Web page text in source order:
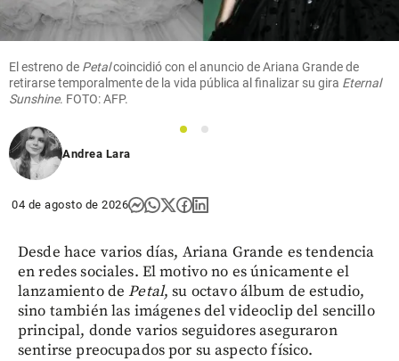
El estreno de Petalcoincidió con el anuncio de Ariana Grande de
retirarse temporalmente de la vida pública al finalizar su gira Eternal
Sunshine. FOTO: AFP.
1
2
Andrea Lara
04 de agosto de 2026
Desde hace varios días, Ariana Grande es tendencia
en redes sociales. El motivo no es únicamente el
lanzamiento dePetal, su octavo álbum de estudio,
sino también las imágenes del videoclip del sencillo
principal, donde varios seguidores aseguraron
sentirse preocupados por su aspecto físico.